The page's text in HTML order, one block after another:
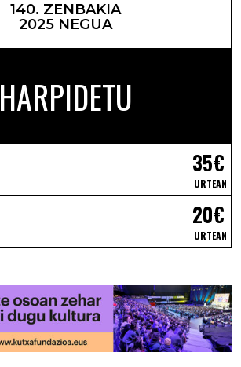
140. ZENBAKIA
2025 NEGUA
HARPIDETU
35€
URTEAN
20€
URTEAN